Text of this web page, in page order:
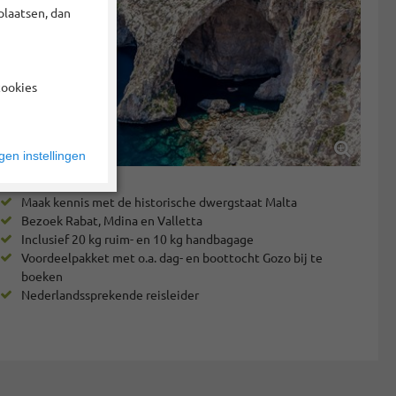
Maak kennis met de historische dwergstaat Malta
Bezoek Rabat, Mdina en Valletta
Inclusief 20 kg ruim- en 10 kg handbagage
Voordeelpakket met o.a. dag- en boottocht Gozo bij te
boeken
Nederlandssprekende reisleider
dan
instellingen